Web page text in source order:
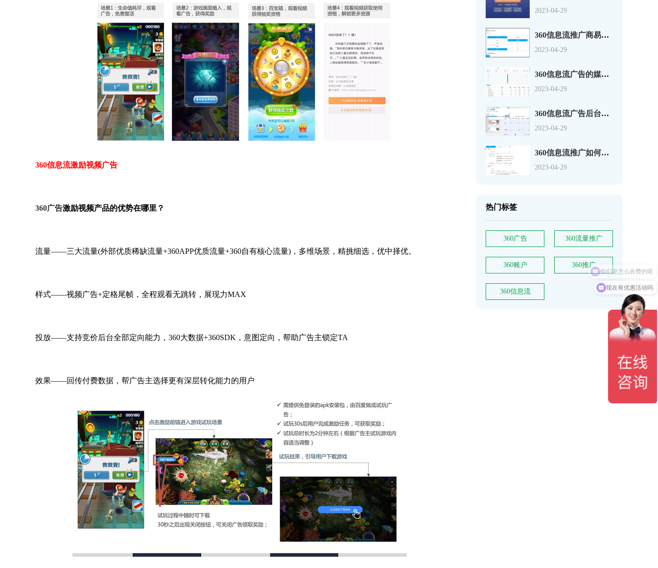
2023-04-29
360信息流推广商易平台操作说明
2023-04-29
360信息流广告的媒体维度报表
2023-04-29
360信息流广告后台的创意实时预览功能
2023-04-29
360信息流推广如何创建“PC信息流广告投放”
2023-04-29
热门标签
360广告 360流量推广
360账户 360推广
360信息流
360信息流激励视频广告
360广告激励视频产品的优势在哪里？
流量——三大流量(外部优质稀缺流量+360APP优质流量+360自有核心流量)，多维场景，精挑细选，优中择优。
样式——视频广告+定格尾帧，全程观看无跳转，展现力MAX
投放——支持竞价后台全部定向能力，360大数据+360SDK，意图定向，帮助广告主锁定TA
效果——回传付费数据，帮广告主选择更有深层转化能力的用户
现在有优惠活动吗